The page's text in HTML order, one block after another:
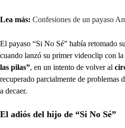
Lea más: Confesiones de un payaso
El payaso “Si No Sé” había retomado
cuando lanzó su primer videoclip con la
las pilas”, en un intento de volver al
recuperado parcialmente de problemas
a decaer.
El adiós del hijo de “Si No Sé”